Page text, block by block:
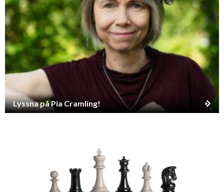
Lyssna på Pia Cramling!